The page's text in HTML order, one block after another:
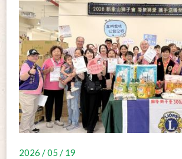
2026 / 05 / 19